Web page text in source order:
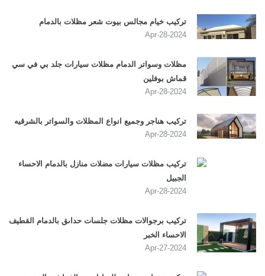
تركيب خيام مجالس بيوت شعر مظلات بالدمام
2024-Apr-28
مظلات وسواتر الدمام مظلات سيارات جلد بي في سي
قماش بوفلين
2024-Apr-28
تركيب هناجر وجميع انواع المظلات والسواتر بالشرقيه
2024-Apr-28
تركيب مظلات سيارات مضلات منازل بالدمام الاحساء
الجبيل
2024-Apr-28
تركيب برجوالات مظلات جلسات حداىق بالدمام القطيف
الاحساء الخبر
2024-Apr-27